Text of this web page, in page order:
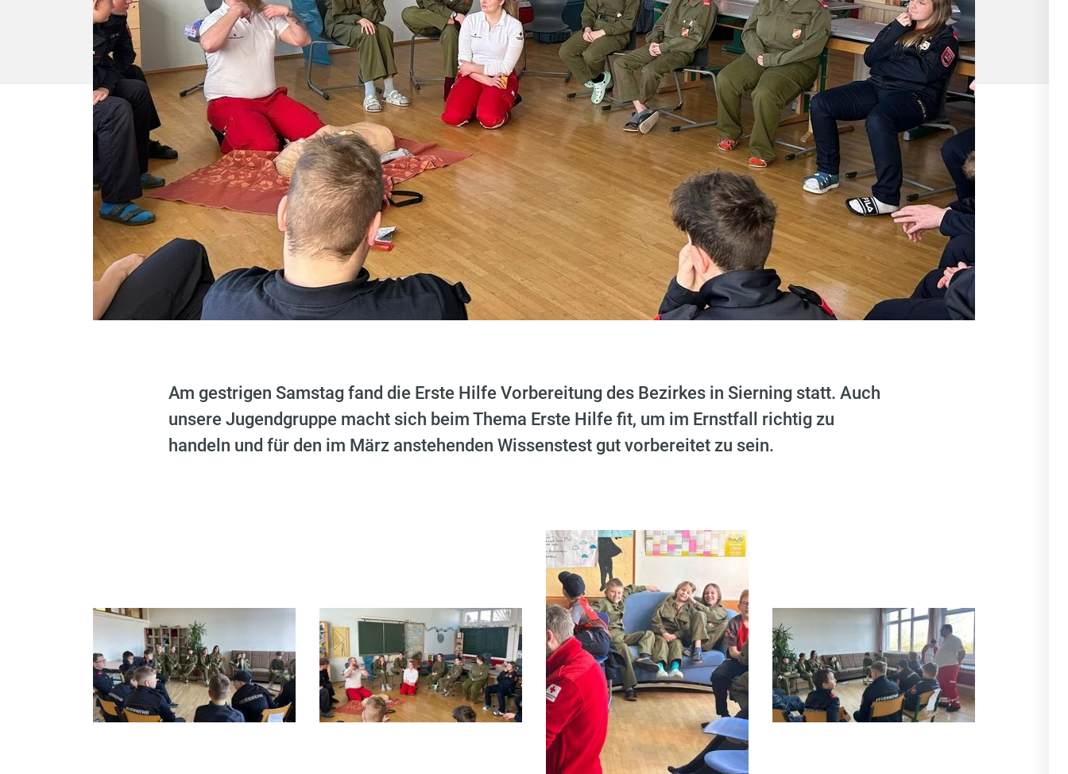
Am gestrigen Samstag fand die Erste Hilfe Vorbereitung des Bezirkes in Sierning statt. Auch
unsere Jugendgruppe macht sich beim Thema Erste Hilfe fit, um im Ernstfall richtig zu
handeln und für den im März anstehenden Wissenstest gut vorbereitet zu sein.